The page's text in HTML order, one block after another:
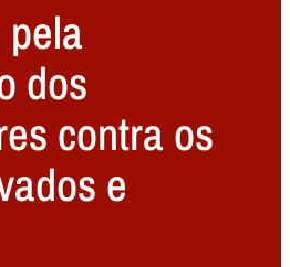
dos
contra os
e